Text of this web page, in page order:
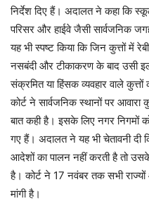
निर्देश दिए हैं। अदालत ने कहा
परिसर और हाईवे जैसी सार्वजनिक
यह भी स्पष्ट किया कि जिन कुत्तों में
नसबंदी और टीकाकरण के बाद उसी
संक्रमित या हिंसक व्यवहार वाले
कोर्ट ने सार्वजनिक स्थानों पर
बात कही है। इसके लिए नगर निगमों
गए हैं। अदालत ने यह भी चेतावनी दी
आदेशों का पालन नहीं करती है तो
है। कोर्ट ने 17 नवंबर तक सभी
मांगी है।